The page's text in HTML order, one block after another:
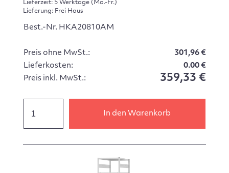
Lieferzeit: 5 Werktage (Mo.-Fr.)
Lieferung: Frei Haus
Best.-Nr. HKA20810AM
Preis ohne MwSt.:
301,96 €
Lieferkosten:
0.00 €
Preis inkl. MwSt.:
359,33 €
In den Warenkorb